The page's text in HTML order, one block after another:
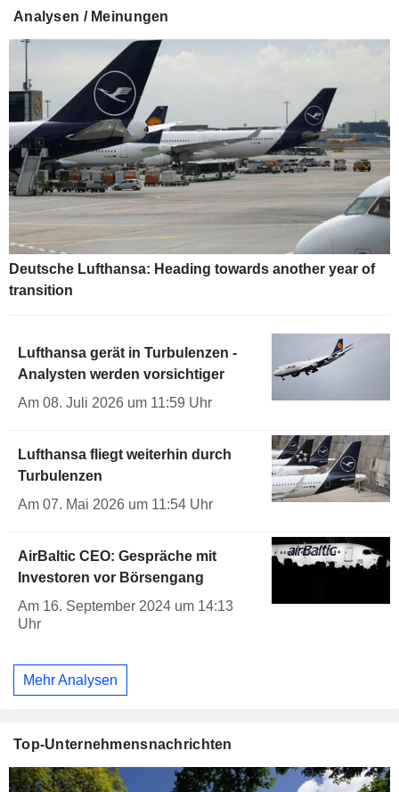
Analysen / Meinungen
Deutsche Lufthansa: Heading towards another year of
transition
Lufthansa gerät in Turbulenzen -
Analysten werden vorsichtiger
Am 08. Juli 2026 um 11:59 Uhr
Lufthansa fliegt weiterhin durch
Turbulenzen
Am 07. Mai 2026 um 11:54 Uhr
AirBaltic CEO: Gespräche mit
Investoren vor Börsengang
Am 16. September 2024 um 14:13
Uhr
Mehr Analysen
Top-Unternehmensnachrichten